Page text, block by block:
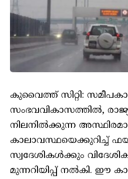
കുവൈത്ത് സിറ്റി:
സംഭവവികാസത്തിൽ,
നിലനിൽക്കുന്ന
കാലാവസ്ഥയെക്കുറിച്ച്
സ്വദേശികൾക്കും
മുന്നറിയിപ്പ് നൽകി. ഈ